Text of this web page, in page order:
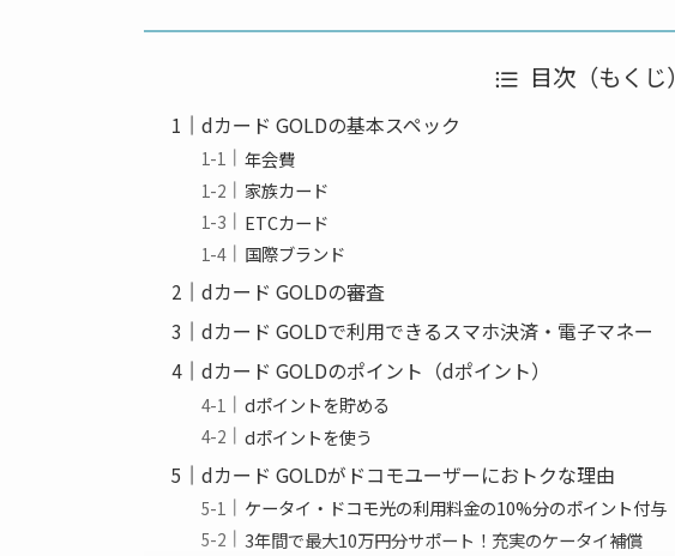
目次（もくじ）
dカード GOLDの基本スペック
年会費
家族カード
ETCカード
国際ブランド
dカード GOLDの審査
dカード GOLDで利用できるスマホ決済・電子マネー
dカード GOLDのポイント（dポイント）
dポイントを貯める
dポイントを使う
dカード GOLDがドコモユーザーにおトクな理由
ケータイ・ドコモ光の利用料金の10%分のポイント付与
3年間で最大10万円分サポート！充実のケータイ補償